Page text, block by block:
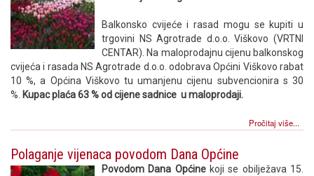
Balkonsko cvijeće i rasad mogu se kupiti u
trgovini NS Agrotrade d.o.o. Viškovo (VRTNI
CENTAR). Na maloprodajnu cijenu balkonskog
cvijeća i rasada NS Agrotrade d.o.o. odobrava Općini Viškovo rabat
10 %, a Općina Viškovo tu umanjenu cijenu subvencionira s 30
%. Kupac plaća 63 % od cijene sadnice u maloprodaji.
Pročitaj više...
Polaganje vijenaca povodom Dana Općine
Povodom Dana Općinekoji se obilježava 15.